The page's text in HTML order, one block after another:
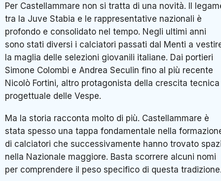
Per Castellammare non si tratta di una novità. Il
tra la Juve Stabia e le rappresentative nazionali è
profondo e consolidato nel tempo. Negli ultimi anni
sono stati diversi i calciatori passati dal Menti a
la maglia delle selezioni giovanili italiane. Dai portieri
Simone Colombi e Andrea Seculin fino al più recente
Nicolò Fortini, altro protagonista della crescita
progettuale delle Vespe.
Ma la storia racconta molto di più. Castellammare è
stata spesso una tappa fondamentale nella
di calciatori che successivamente hanno trovato
nella Nazionale maggiore. Basta scorrere alcuni nomi
per comprendere il peso specifico di questa